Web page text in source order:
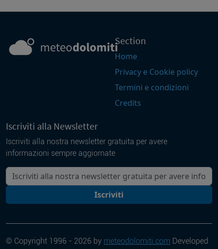
Section
Home
Privacy e Cookie policy
Termini e condizioni
Credits
Iscriviti alla Newsletter
Iscriviti alla nostra newsletter gratuita per avere
informazioni sempre aggiornate
La tua mail
Iscriviti
© Copyright 1996 - 2026 by meteodolomiti.com Developed